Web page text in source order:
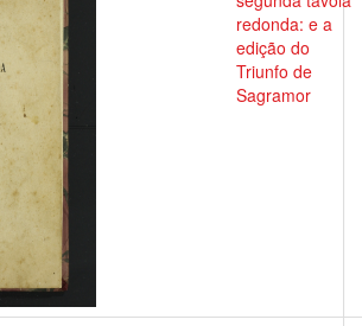
redonda: e a
edição do
Triunfo de
Sagramor